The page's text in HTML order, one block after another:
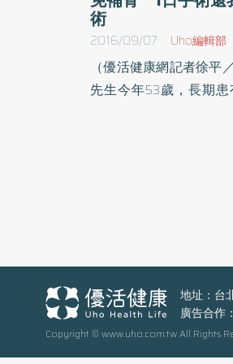
術
2016/09/07 Uho編輯部
（優活健康網記者徐平
先生今年53歲，長期
活動假牙症候群，可考
於植牙有著手術時間久
思，目前已經有1日全
以一日完成手術，降低
地址：台
廣告合作：
Copyright © www.uho.com.tw All Rights